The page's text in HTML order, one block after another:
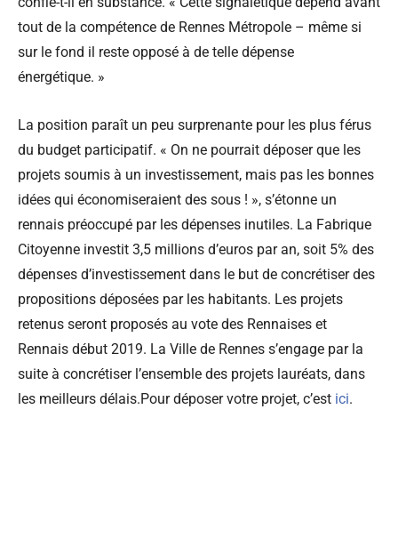
tout de la compétence de Rennes Métropole – même si
sur le fond il reste opposé à de telle dépense
énergétique. »
La position paraît un peu surprenante pour les plus férus
du budget participatif. « On ne pourrait déposer que les
projets soumis à un investissement, mais pas les bonnes
idées qui économiseraient des sous ! », s’étonne un
rennais préoccupé par les dépenses inutiles. La Fabrique
Citoyenne investit 3,5 millions d’euros par an, soit 5% des
dépenses d’investissement dans le but de concrétiser des
propositions déposées par les habitants. Les projets
retenus seront proposés au vote des Rennaises et
Rennais début 2019. La Ville de Rennes s’engage par la
suite à concrétiser l’ensemble des projets lauréats, dans
les meilleurs délais.Pour déposer votre projet, c’est ici.